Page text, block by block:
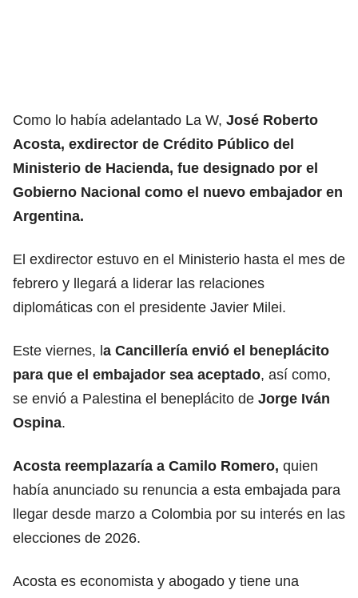
Como lo había adelantado La W, José Roberto
Acosta, exdirector de Crédito Público del
Ministerio de Hacienda, fue designado por el
Gobierno Nacional como el nuevo embajador en
Argentina.
El exdirector estuvo en el Ministerio hasta el mes de
febrero y llegará a liderar las relaciones
diplomáticas con el presidente Javier Milei.
Este viernes, la Cancillería envió el beneplácito
para que el embajador sea aceptado, así como,
se envió a Palestina el beneplácito de Jorge Iván
Ospina.
Acosta reemplazaría a Camilo Romero, quien
había anunciado su renuncia a esta embajada para
llegar desde marzo a Colombia por su interés en las
elecciones de 2026.
Acosta es economista y abogado y tiene una